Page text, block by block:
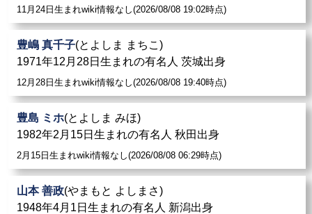
11月24日生まれwiki情報なし(2026/08/08 19:02時点)
豊嶋 真千子(とよしま まちこ)
1971年12月28日生まれの有名人 茨城出身
12月28日生まれwiki情報なし(2026/08/08 19:40時点)
豊島 ミホ(とよしま みほ)
1982年2月15日生まれの有名人 秋田出身
2月15日生まれwiki情報なし(2026/08/08 06:29時点)
山本 善政(やまもと よしまさ)
1948年4月1日生まれの有名人 新潟出身